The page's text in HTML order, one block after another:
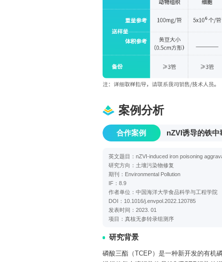
案例分析
合作案例 nZVI诱导的铁
英文题目：nZVI-induced iron poisoning
研究方向：土壤污染物修复
期刊：Environmental Pollution
IF：8.9
作者单位：中国海洋大学食品科学与工程学院
DOI：10.1016/j.envpol.2022.120785
发表时间：2023. 01
项目：真核无参转录组测序
研究背景
磷酸三酯（TCEP）是一种新开发的有机